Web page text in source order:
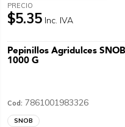
PRECIO
$5.35 Inc. IVA
Pepinillos Agridulces SNOB
1000 G
Cod: 7861001983326
SNOB